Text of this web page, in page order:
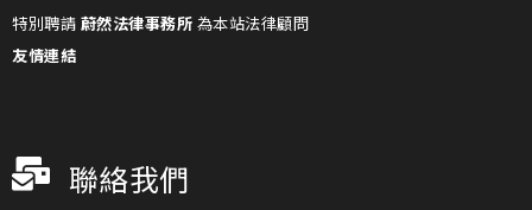
特別聘請 蔚然法律事務所 為本站法律顧問
友情連結
聯絡我們